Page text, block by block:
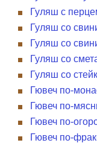
Гуляш с
Гуляш со
Гуляш со
Гуляш со
Гуляш со
Гювеч по-
Гювеч по-
Гювеч по-
Гювеч по-